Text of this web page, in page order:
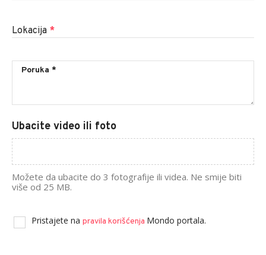
Lokacija *
Ubacite video ili foto
Možete da ubacite do 3 fotografije ili videa. Ne smije biti
više od 25 MB.
Pristajete na pravila korišćenja Mondo portala.